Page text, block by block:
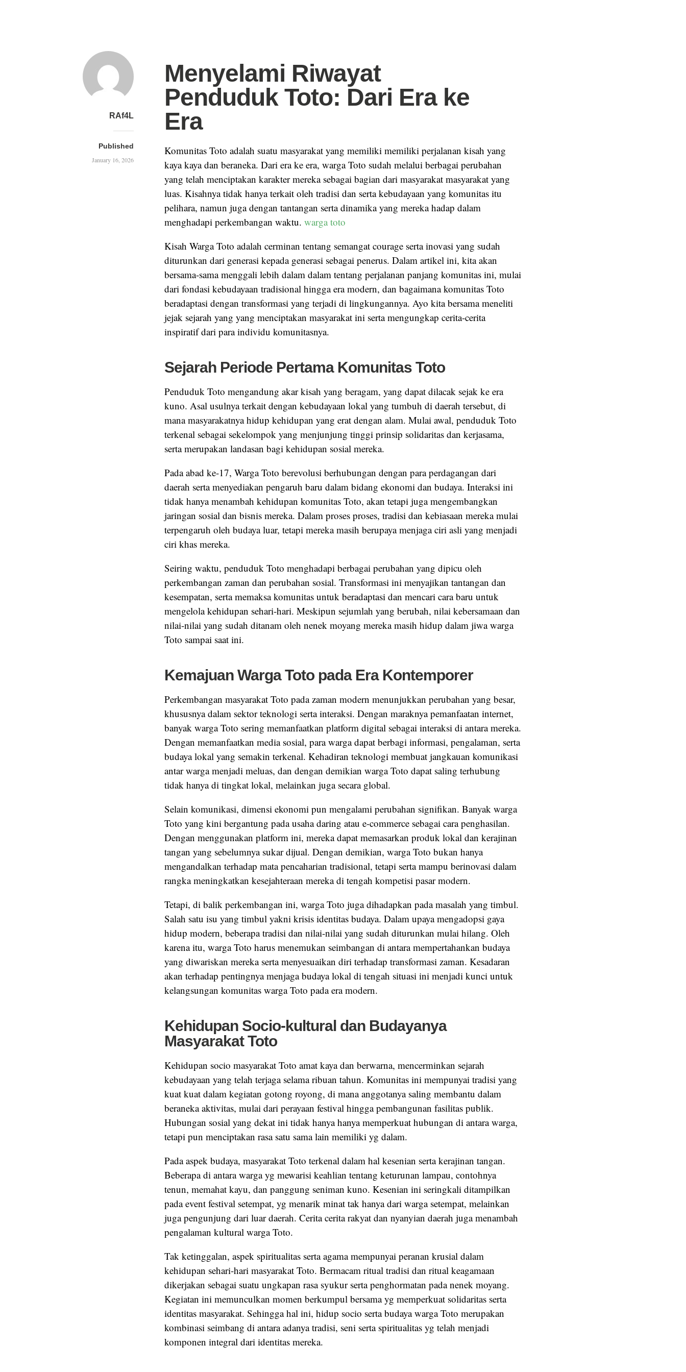
RAf4L
Published
January 16, 2026
Menyelami Riwayat
Penduduk Toto: Dari Era ke
Era
Komunitas Toto adalah suatu masyarakat yang memiliki memiliki perjalanan kisah yang
kaya kaya dan beraneka. Dari era ke era, warga Toto sudah melalui berbagai perubahan
yang telah menciptakan karakter mereka sebagai bagian dari masyarakat masyarakat yang
luas. Kisahnya tidak hanya terkait oleh tradisi dan serta kebudayaan yang komunitas itu
pelihara, namun juga dengan tantangan serta dinamika yang mereka hadap dalam
menghadapi perkembangan waktu. warga toto
Kisah Warga Toto adalah cerminan tentang semangat courage serta inovasi yang sudah
diturunkan dari generasi kepada generasi sebagai penerus. Dalam artikel ini, kita akan
bersama-sama menggali lebih dalam dalam tentang perjalanan panjang komunitas ini, mulai
dari fondasi kebudayaan tradisional hingga era modern, dan bagaimana komunitas Toto
beradaptasi dengan transformasi yang terjadi di lingkungannya. Ayo kita bersama meneliti
jejak sejarah yang yang menciptakan masyarakat ini serta mengungkap cerita-cerita
inspiratif dari para individu komunitasnya.
Sejarah Periode Pertama Komunitas Toto
Penduduk Toto mengandung akar kisah yang beragam, yang dapat dilacak sejak ke era
kuno. Asal usulnya terkait dengan kebudayaan lokal yang tumbuh di daerah tersebut, di
mana masyarakatnya hidup kehidupan yang erat dengan alam. Mulai awal, penduduk Toto
terkenal sebagai sekelompok yang menjunjung tinggi prinsip solidaritas dan kerjasama,
serta merupakan landasan bagi kehidupan sosial mereka.
Pada abad ke-17, Warga Toto berevolusi berhubungan dengan para perdagangan dari
daerah serta menyediakan pengaruh baru dalam bidang ekonomi dan budaya. Interaksi ini
tidak hanya menambah kehidupan komunitas Toto, akan tetapi juga mengembangkan
jaringan sosial dan bisnis mereka. Dalam proses proses, tradisi dan kebiasaan mereka mulai
terpengaruh oleh budaya luar, tetapi mereka masih berupaya menjaga ciri asli yang menjadi
ciri khas mereka.
Seiring waktu, penduduk Toto menghadapi berbagai perubahan yang dipicu oleh
perkembangan zaman dan perubahan sosial. Transformasi ini menyajikan tantangan dan
kesempatan, serta memaksa komunitas untuk beradaptasi dan mencari cara baru untuk
mengelola kehidupan sehari-hari. Meskipun sejumlah yang berubah, nilai kebersamaan dan
nilai-nilai yang sudah ditanam oleh nenek moyang mereka masih hidup dalam jiwa warga
Toto sampai saat ini.
Kemajuan Warga Toto pada Era Kontemporer
Perkembangan masyarakat Toto pada zaman modern menunjukkan perubahan yang besar,
khususnya dalam sektor teknologi serta interaksi. Dengan maraknya pemanfaatan internet,
banyak warga Toto sering memanfaatkan platform digital sebagai interaksi di antara mereka.
Dengan memanfaatkan media sosial, para warga dapat berbagi informasi, pengalaman, serta
budaya lokal yang semakin terkenal. Kehadiran teknologi membuat jangkauan komunikasi
antar warga menjadi meluas, dan dengan demikian warga Toto dapat saling terhubung
tidak hanya di tingkat lokal, melainkan juga secara global.
Selain komunikasi, dimensi ekonomi pun mengalami perubahan signifikan. Banyak warga
Toto yang kini bergantung pada usaha daring atau e-commerce sebagai cara penghasilan.
Dengan menggunakan platform ini, mereka dapat memasarkan produk lokal dan kerajinan
tangan yang sebelumnya sukar dijual. Dengan demikian, warga Toto bukan hanya
mengandalkan terhadap mata pencaharian tradisional, tetapi serta mampu berinovasi dalam
rangka meningkatkan kesejahteraan mereka di tengah kompetisi pasar modern.
Tetapi, di balik perkembangan ini, warga Toto juga dihadapkan pada masalah yang timbul.
Salah satu isu yang timbul yakni krisis identitas budaya. Dalam upaya mengadopsi gaya
hidup modern, beberapa tradisi dan nilai-nilai yang sudah diturunkan mulai hilang. Oleh
karena itu, warga Toto harus menemukan seimbangan di antara mempertahankan budaya
yang diwariskan mereka serta menyesuaikan diri terhadap transformasi zaman. Kesadaran
akan terhadap pentingnya menjaga budaya lokal di tengah situasi ini menjadi kunci untuk
kelangsungan komunitas warga Toto pada era modern.
Kehidupan Socio-kultural dan Budayanya
Masyarakat Toto
Kehidupan socio masyarakat Toto amat kaya dan berwarna, mencerminkan sejarah
kebudayaan yang telah terjaga selama ribuan tahun. Komunitas ini mempunyai tradisi yang
kuat kuat dalam kegiatan gotong royong, di mana anggotanya saling membantu dalam
beraneka aktivitas, mulai dari perayaan festival hingga pembangunan fasilitas publik.
Hubungan sosial yang dekat ini tidak hanya hanya memperkuat hubungan di antara warga,
tetapi pun menciptakan rasa satu sama lain memiliki yg dalam.
Pada aspek budaya, masyarakat Toto terkenal dalam hal kesenian serta kerajinan tangan.
Beberapa di antara warga yg mewarisi keahlian tentang keturunan lampau, contohnya
tenun, memahat kayu, dan panggung seniman kuno. Kesenian ini seringkali ditampilkan
pada event festival setempat, yg menarik minat tak hanya dari warga setempat, melainkan
juga pengunjung dari luar daerah. Cerita cerita rakyat dan nyanyian daerah juga menambah
pengalaman kultural warga Toto.
Tak ketinggalan, aspek spiritualitas serta agama mempunyai peranan krusial dalam
kehidupan sehari-hari masyarakat Toto. Bermacam ritual tradisi dan ritual keagamaan
dikerjakan sebagai suatu ungkapan rasa syukur serta penghormatan pada nenek moyang.
Kegiatan ini memunculkan momen berkumpul bersama yg memperkuat solidaritas serta
identitas masyarakat. Sehingga hal ini, hidup socio serta budaya warga Toto merupakan
kombinasi seimbang di antara adanya tradisi, seni serta spiritualitas yg telah menjadi
komponen integral dari identitas mereka.